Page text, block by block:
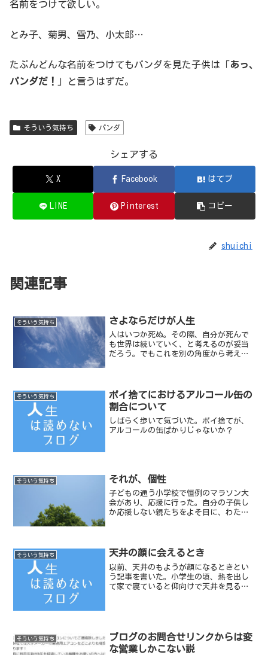
名前をつけて欲しい。
とみ子、菊男、雪乃、小太郎…
たぶんどんな名前をつけてもパンダを見た子供は「あっ、
パンダだ！
」と言うはずだ。
そういう気持ち パンダ
シェアする
X Facebook はてブ
LINE Pinterest コピー
shuichi
関連記事
そういう気持ち さよならだけが人生
人はいつか死ぬ。その際、自分が死んで
も世界は続いていく、と考えるのが妥当
だろう。でもこれを別の角度から考え
自身が別れていくには相違な...
そういう気持ち
ポイ捨てにおけるアルコール缶の
割合について
しばらく歩いて気づいた。ポイ捨てが、
アルコールの缶ばかりじゃないか？
そういう気持ち それが、個性
子どもの通う小学校で恒例のマラソン大
会があり、応援に行った。自分の子供し
か応援しない親たちをよそ目に、わたし
そういう気持ち 天井の顔に会えるとき
以前、天井のもようが顔になるときとい
う記事を書いた。小学生の頃、熱を出し
て家で寝ていると仰向けで天井を見るこ
そういう気持ち
ブログのお問合せリンクからは変
な営業しかこない説